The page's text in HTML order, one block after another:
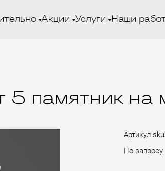
Акции Услуги Наши
5 памятник
Артикул
По запросу